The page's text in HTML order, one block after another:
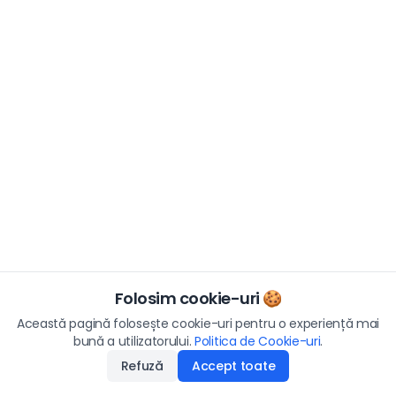
Folosim cookie-uri 🍪
Această pagină folosește cookie-uri pentru o experiență mai
bună a utilizatorului. Politica de Cookie-uri.
Refuză
Accept toate